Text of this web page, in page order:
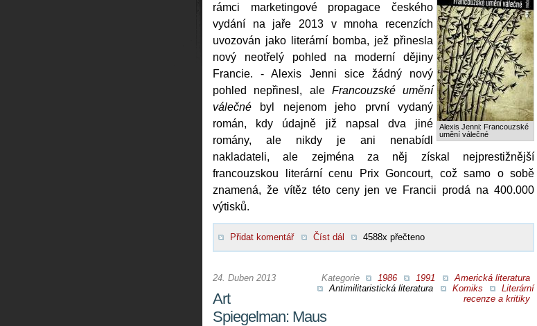
Alexis Jenni: Francouzské
umění válečné
rámci marketingové propagace českého
vydání na jaře 2013 v mnoha recenzích
uvozován jako literární bomba, jež přinesla
nový neotřelý pohled na moderní dějiny
Francie. - Alexis Jenni sice žádný nový
pohled nepřinesl, ale Francouzské umění
válečné byl nejenom jeho první vydaný
román, kdy údajně již napsal dva jiné
romány, ale nikdy je ani nenabídl
nakladateli, ale zejména za něj získal nejprestižnější
francouzskou literární cenu Prix Goncourt, což samo o sobě
znamená, že vítěz této ceny jen ve Francii prodá na 400.000
výtisků.
Přidat komentář Číst dál 4588x přečteno
Kategorie 1986 1991
Americká literatura
Antimilitaristická literatura
Komiks
Literární
recenze a kritiky
24. Duben 2013
Art
Spiegelman: Maus